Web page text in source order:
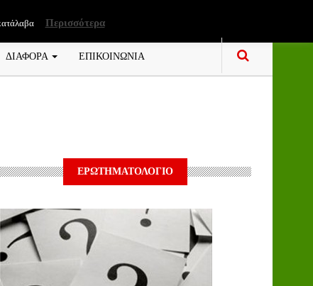
ΔΙΑΦΟΡΑ ΕΠΙΚΟΙΝΩΝΙΑ
ΕΡΩΤΗΜΑΤΟΛΟΓΙΟ
Περισσότερα